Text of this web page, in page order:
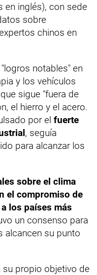
en inglés), con sede
sobre
chinos en
notables" en
y los vehículos
sigue "fuera de
el hierro y el acero.
por el fuerte
, seguía
para alcanzar los
sobre el clima
el compromiso de
los países más
un consenso para
alcancen su punto
su propio objetivo de